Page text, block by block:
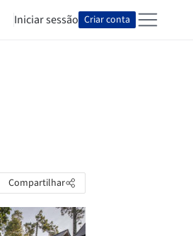
Iniciar sessão Criar conta
Compartilhar